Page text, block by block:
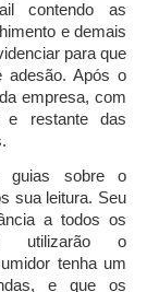
contendo as
e demais
para que
adesão. Após o
empresa, com
e restante das
guias sobre o
sua leitura. Seu
a todos os
utilizarão o
tenha um
e que os